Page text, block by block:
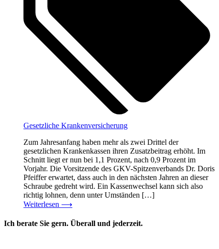
Gesetzliche Krankenversicherung
Zum Jahresanfang haben mehr als zwei Drittel der
gesetzlichen Krankenkassen ihren Zusatzbeitrag erhöht. Im
Schnitt liegt er nun bei 1,1 Prozent, nach 0,9 Prozent im
Vorjahr. Die Vorsitzende des GKV-Spitzenverbands Dr. Doris
Pfeiffer erwartet, dass auch in den nächsten Jahren an dieser
Schraube gedreht wird. Ein Kassenwechsel kann sich also
richtig lohnen, denn unter Umständen […]
Weiterlesen ⟶
Ich berate Sie gern. Überall und jederzeit.